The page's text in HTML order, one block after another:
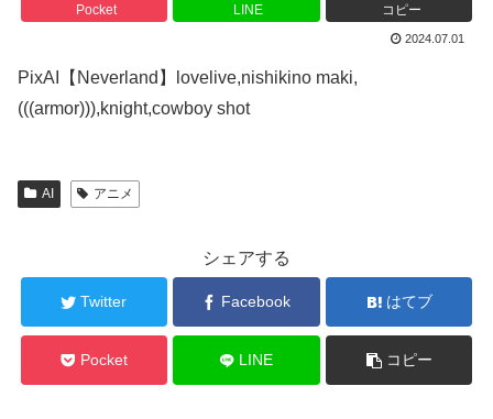
Pocket LINE コピー
2024.07.01
PixAI【Neverland】lovelive,nishikino maki,
(((armor))),knight,cowboy shot
AI アニメ
シェアする
Twitter Facebook はてブ
Pocket LINE コピー